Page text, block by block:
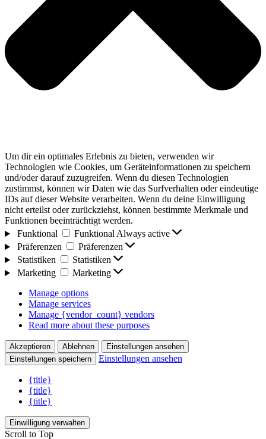
Um dir ein optimales Erlebnis zu bieten, verwenden wir
Technologien wie Cookies, um Geräteinformationen zu speichern
und/oder darauf zuzugreifen. Wenn du diesen Technologien
zustimmst, können wir Daten wie das Surfverhalten oder eindeutige
IDs auf dieser Website verarbeiten. Wenn du deine Einwilligung
nicht erteilst oder zurückziehst, können bestimmte Merkmale und
Funktionen beeinträchtigt werden.
Funktional
Funktional Always active
Präferenzen
Präferenzen
Statistiken
Statistiken
Marketing
Marketing
Manage options
Manage services
Manage {vendor_count} vendors
Read more about these purposes
Akzeptieren Ablehnen
Einstellungen ansehen
Einstellungen speichern
Einstellungen ansehen
{title}
{title}
{title}
Einwilligung verwalten
Scroll to Top